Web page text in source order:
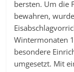
bersten. Um die
bewahren,
Wintermonaten
besondere
umgesetzt. Mit